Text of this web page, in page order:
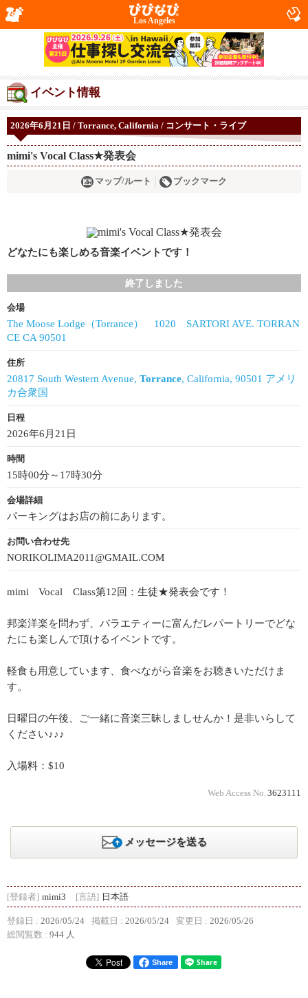
Los Angeles
イベント情報
2026年6月21日 / Torrance, California / コンサート・ライブ
mimi's Vocal Class★発表会
マップ/ルート ブックマーク
どなたにも楽しめる音楽イベントです！
終了しました
会場
The Moose Lodge（Torrance） 1020 SARTORI AVE. TORRAN
CE CA 90501
住所
20817 South Western Avenue, Torrance, California, 90501 アメリ
カ合衆国
日程
2026年6月21日
時間
15時00分～17時30分
会場詳細
パーキングはお店の前にあります。
お問い合わせ先
NORIKOLIMA2011@GMAIL.COM
mimi Vocal Class第12回：生徒★発表会です！
邦楽洋楽を問わず、バラエティーに富んだレパートリーでどな
たにも楽しんで頂けるイベントです。
軽食も用意しています、食べながら音楽をお聴きいただけま
す。
日曜日の午後、ご一緒に音楽三昧しましせんか！是非いらして
ください♪♪♪
入場料：$10
Web Access No. 3623111
メッセージを送る
[登録者] mimi3 [言語] 日本語
登録日 : 2026/05/24 掲載日 : 2026/05/24 変更日 : 2026/05/26
総閲覧数 : 944 人
Share